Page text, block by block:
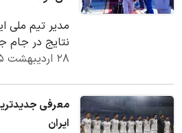
مدیر تیم ملی
شریف ایران را
۲۸ اردیبهشت ۱۴۰۵
معرفی
ایران